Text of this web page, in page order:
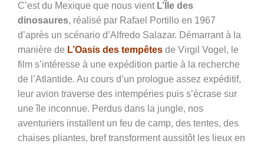
C’est du Mexique que nous vient L’Île des
dinosaures, réalisé par Rafael Portillo en 1967
d’après un scénario d’Alfredo Salazar. Démarrant à la
manière de L’Oasis des tempêtes de Virgil Vogel, le
film s’intéresse à une expédition partie à la recherche
de l’Atlantide. Au cours d’un prologue assez expéditif,
leur avion traverse des intempéries puis s’écrase sur
une île inconnue. Perdus dans la jungle, nos
aventuriers installent un feu de camp, des tentes, des
chaises pliantes, bref transforment aussitôt les lieux en